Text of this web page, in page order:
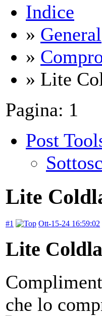
Indice
» General
»
» Lite
Pagina: 1
Post
Lite
#1 Ott-15-24 16:59:02
Lite
che lo